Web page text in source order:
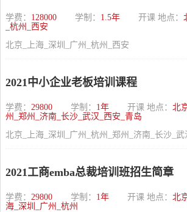
学费： 128000 学制： 1.5年 开课 地点：
_杭州_西安
北京_上海_深圳_广州_杭州_西安
2021中小企业老板培训课程
学费： 29800 学制： 1年 开课 地点： 北
州_郑州_济南_长沙_武汉_西安_青岛
北京_上海_深圳_广州_杭州_郑州_济南_长沙_武
2021工商emba总裁培训班招生简章
学费： 29800 学制： 1年 开课 地点： 北
海_深圳_广州_杭州